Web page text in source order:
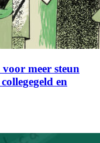
meer steun
en